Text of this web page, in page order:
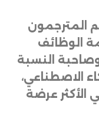
المترجمون
الوظائف
وصاحبة النسبة
الاصطناعي،
عرضة